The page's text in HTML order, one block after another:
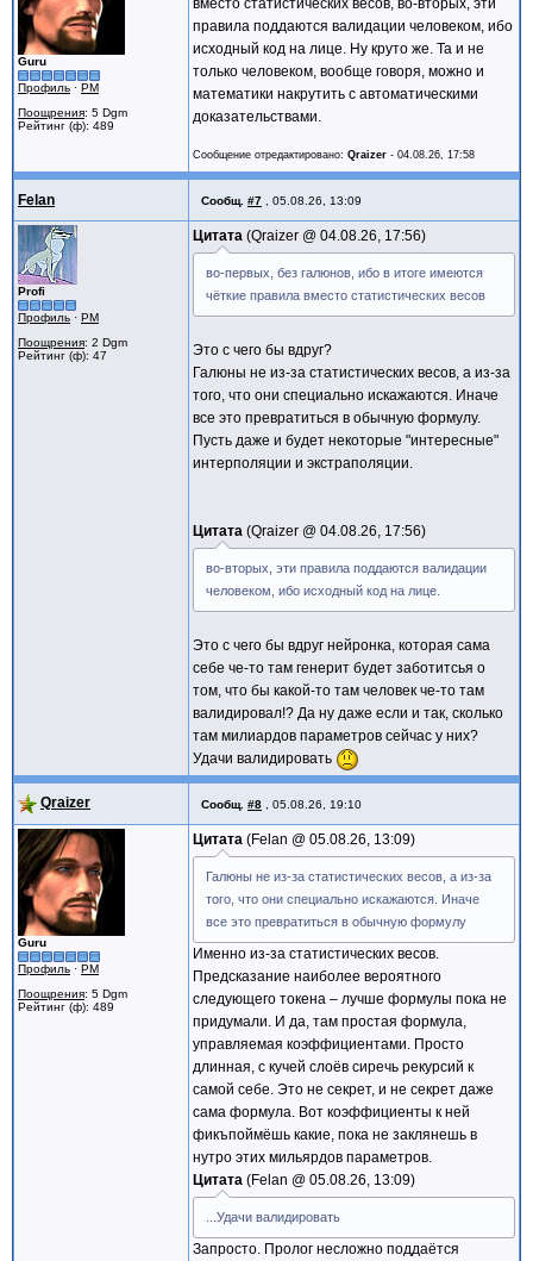
Guru
Профиль · PM
Поощрения: 5 Dgm
Рейтинг (ф): 489
правила поддаются валидации человеком, ибо
исходный код на лице. Ну круто же. Та и не
только человеком, вообще говоря, можно и
математики накрутить с автоматическими
доказательствами.
Сообщение отредактировано: Qraizer - 04.08.26, 17:58
Felan Сообщ. #7 05.08.26, 13:09
Profi
Профиль · PM
Поощрения: 2 Dgm
Рейтинг (ф): 47
Цитата Qraizer @ 04.08.26, 17:56
во-первых, без галюнов, ибо в итоге имеются
чёткие правила вместо статистических весов
Это с чего бы вдруг?
Галюны не из-за статистических весов, а из-за
того, что они специально искажаются. Иначе
все это превратиться в обычную формулу.
Пусть даже и будет некоторые "интересные"
интерполяции и экстраполяции.
Цитата Qraizer @ 04.08.26, 17:56
во-вторых, эти правила поддаются валидации
человеком, ибо исходный код на лице.
Это с чего бы вдруг нейронка, которая сама
себе че-то там генерит будет заботитсья о
том, что бы какой-то там человек че-то там
валидировал!? Да ну даже если и так, сколько
там милиардов параметров сейчас у них?
Удачи валидировать
Qraizer Сообщ. #8 05.08.26, 19:10
Guru
Профиль · PM
Поощрения: 5 Dgm
Рейтинг (ф): 489
Цитата Felan @ 05.08.26, 13:09
Галюны не из-за статистических весов, а из-за
того, что они специально искажаются. Иначе
все это превратиться в обычную формулу
Именно из-за статистических весов.
Предсказание наиболее вероятного
следующего токена – лучше формулы пока не
придумали. И да, там простая формула,
управляемая коэффициентами. Просто
длинная, с кучей слоёв сиречь рекурсий к
самой себе. Это не секрет, и не секрет даже
сама формула. Вот коэффициенты к ней
фикъпоймёшь какие, пока не заклянешь в
нутро этих мильярдов параметров.
Цитата
Felan @ 05.08.26, 13:09
...Удачи валидировать
Запросто. Пролог несложно поддаётся